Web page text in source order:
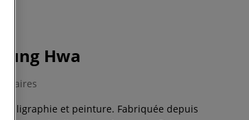
Hwa
et peinture. Fabriquée depuis